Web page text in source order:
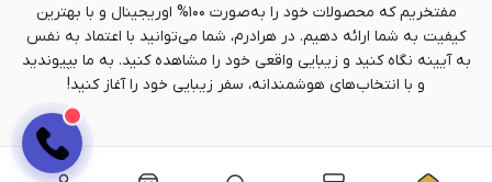
مفتخریم که محصولات خود را به‌صورت ۱۰۰% اوریجینال و با بهترین
کیفیت به شما ارائه دهیم. در هرادرم، شما می‌توانید با اعتماد به نفس
به آیینه نگاه کنید و زیبایی واقعی خود را مشاهده کنید. به ما بپیوندید
و با انتخاب‌های هوشمندانه، سفر زیبایی خود را آغاز کنید!